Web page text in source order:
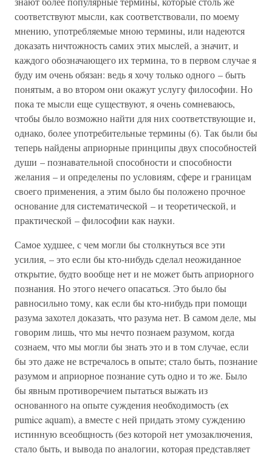
соответствуют мысли, как соответствовали, по моему
мнению, употребляемые мною термины, или надеются
доказать ничтожность самих этих мыслей, а значит, и
каждого обозначающего их термина, то в первом случае я
буду им очень обязан: ведь я хочу только одного – быть
понятым, а во втором они окажут услугу философии. Но
пока те мысли еще существуют, я очень сомневаюсь,
чтобы было возможно найти для них соответствующие и,
однако, более употребительные термины (6). Так были бы
теперь найдены априорные принципы двух способностей
души – познавательной способности и способности
желания – и определены по условиям, сфере и границам
своего применения, а этим было бы положено прочное
основание для систематической – и теоретической, и
практической – философии как науки.
Самое худшее, с чем могли бы столкнуться все эти
усилия, – это если бы кто-нибудь сделал неожиданное
открытие, будто вообще нет и не может быть априорного
познания. Но этого нечего опасаться. Это было бы
равносильно тому, как если бы кто-нибудь при помощи
разума захотел доказать, что разума нет. В самом деле, мы
говорим лишь, что мы нечто познаем разумом, когда
сознаем, что мы могли бы знать это и в том случае, если
бы это даже не встречалось в опыте; стало быть, познание
разумом и априорное познание суть одно и то же. Было
бы явным противоречием пытаться выжать из
основанного на опыте суждения необходимость (ex
pumice aquam), а вместе с ней придать этому суждению
истинную всеобщность (без которой нет умозаключения,
стало быть, и вывода по аналогии, которая представляет